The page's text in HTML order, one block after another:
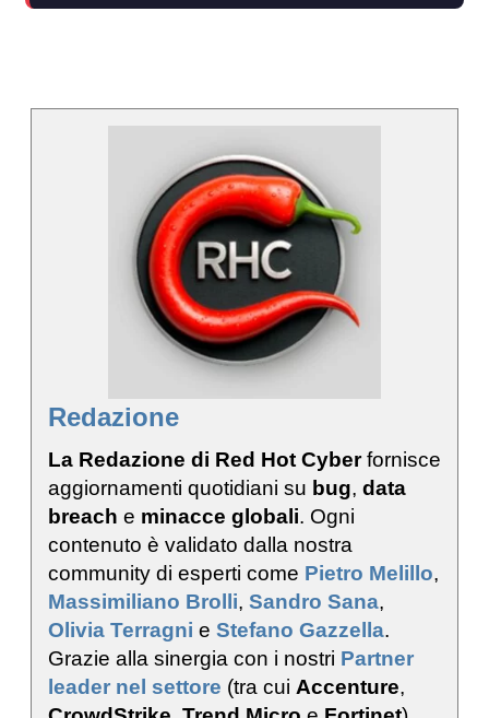
Redazione
La Redazione di Red Hot Cyberfornisce
aggiornamenti quotidiani su bug, data
breach e minacce globali. Ogni
contenuto è validato dalla nostra
community di esperti come Pietro Melillo,
Massimiliano Brolli, Sandro Sana,
Olivia Terragni e Stefano Gazzella.
Grazie alla sinergia con i nostri Partner
leader nel settore (tra cui Accenture,